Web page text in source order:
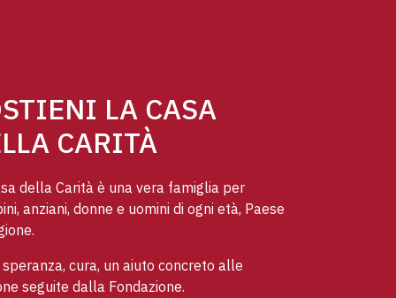
LA CASA
CARITÀ
della Carità è una vera famiglia per
anziani, donne e uomini di ogni età, Paese
speranza, cura, un aiuto concreto alle
seguite dalla Fondazione.